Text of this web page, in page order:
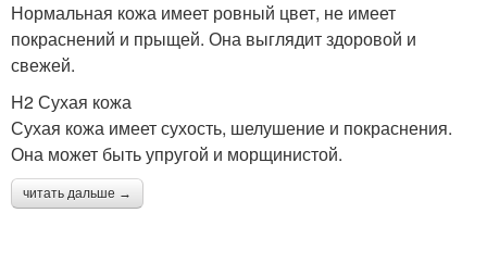
Нормальная кожа имеет ровный цвет, не имеет
покраснений и прыщей. Она выглядит здоровой и
свежей.
H2 Сухая кожа
Сухая кожа имеет сухость, шелушение и покраснения.
Она может быть упругой и морщинистой.
читать дальше →